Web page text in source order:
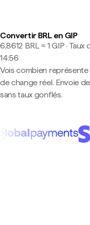
Convertir BRL en GIP
6,8612 BRL ≈ 1 GIP ·
14:56
Vois combien représente
de change réel. Envoie
sans taux gonflés.